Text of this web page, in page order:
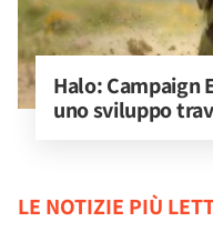
Halo: Campaign
uno sviluppo
LE NOTIZIE PIÙ